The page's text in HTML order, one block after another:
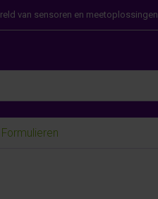
van sensoren en meetoplossingen
Formulieren